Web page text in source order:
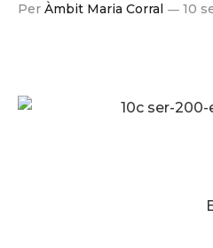
Per Àmbit Maria Corral 10